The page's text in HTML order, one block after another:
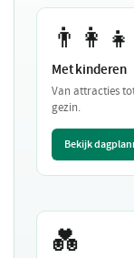
👨‍👩‍👧
Met kinderen
Van attracties
gezin.
Bekijk
💑